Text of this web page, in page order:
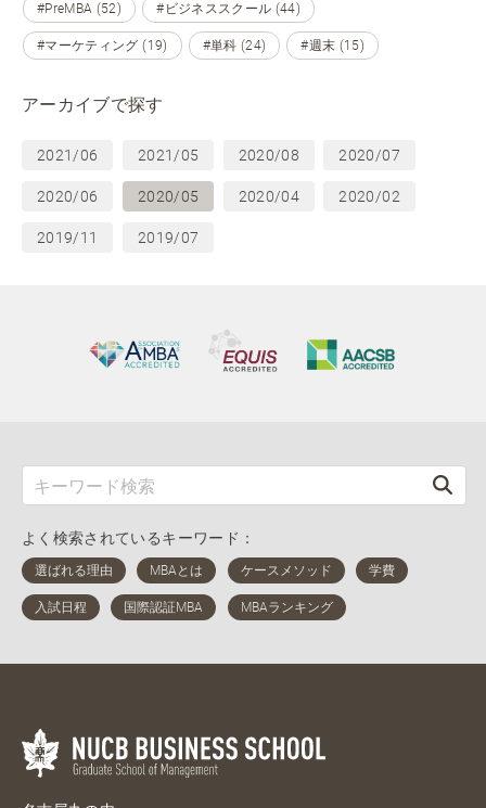
#PreMBA (52) #ビジネススクール (44)
#マーケティング (19) #単科 (24) #週末 (15)
アーカイブで探す
2021/06 2021/05 2020/08 2020/07
2020/06 2020/05 2020/04 2020/02
2019/11 2019/07
よく検索されているキーワード：